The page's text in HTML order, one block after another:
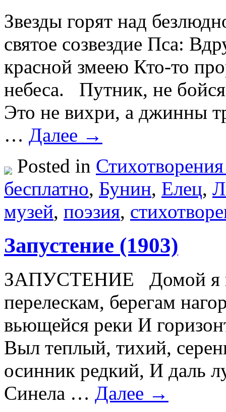
Звезды горят над
святое созвездие Пса:
красной змеею Кто-то
небеса. Путник, не
Это не вихри, а джинны
… Далее →
Posted in
бесплатно, Бунин, Елец,
музей, поэзия,
Запустение (1903)
ЗАПУСТЕНИЕ Домой я
перелескам, берегам
вьющейся реки И
Выл теплый, тихий,
осинник редкий, И даль
Синела … Далее →